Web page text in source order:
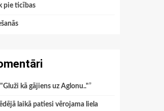
pie ticības
"Gluži kā gājiens uz Aglonu.."”
laikā patiesi vērojama liela